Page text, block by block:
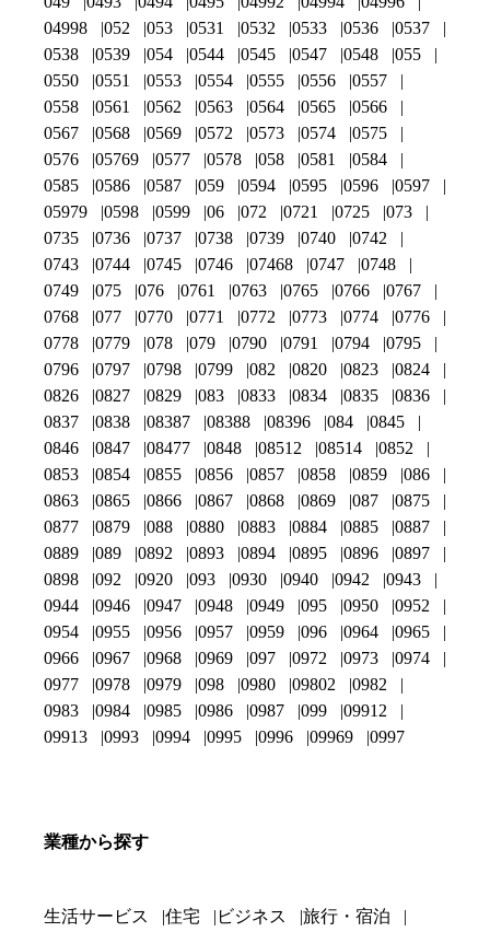
04998
052 053 0531 0532 0533 0536
0537
0538
0539 054 0544 0545 0547 0548
055
0550
0551 0553 0554 0555 0556
0557
0558
0561 0562 0563 0564 0565
0566
0567
0568 0569 0572 0573 0574
0575
0576
05769 0577 0578 058 0581
0584
0585
0586 0587 059 0594 0595 0596
0597
05979
0598 0599 06 072 0721 0725
073
0735
0736 0737 0738 0739 0740
0742
0743
0744 0745 0746 07468 0747
0748
0749
075 076 0761 0763 0765 0766
0767
0768
077 0770 0771 0772 0773 0774
0776
0778
0779 078 079 0790 0791 0794
0795
0796
0797 0798 0799 082 0820 0823
0824
0826
0827 0829 083 0833 0834 0835
0836
0837
0838 08387 08388 08396 084
0845
0846
0847 08477 0848 08512 08514
0852
0853
0854 0855 0856 0857 0858 0859
086
0863
0865 0866 0867 0868 0869 087
0875
0877
0879 088 0880 0883 0884 0885
0887
0889
089 0892 0893 0894 0895 0896
0897
0898
092 0920 093 0930 0940 0942
0943
0944
0946 0947 0948 0949 095 0950
0952
0954
0955 0956 0957 0959 096 0964
0965
0966
0967 0968 0969 097 0972 0973
0974
0977
0978 0979 098 0980 09802
0982
0983
0984 0985 0986 0987 099
09912
09913
0993 0994 0995 0996 09969 0997
業種から探す
生活サービス 住宅 ビジネス
旅行・宿泊